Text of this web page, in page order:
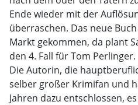
Ende wieder mit der
überraschen. Das neue
Markt gekommen, da plant
den 4. Fall für Tom Perlinger.
Die Autorin, die
selber großer Krimifan und
Jahren dazu entschlossen,